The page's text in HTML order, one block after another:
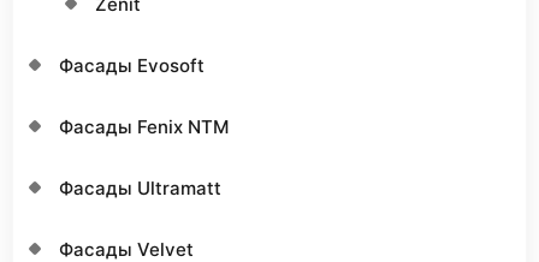
Фасады Evosoft
Фасады Fenix NTM
Фасады Ultramatt
Фасады Velvet